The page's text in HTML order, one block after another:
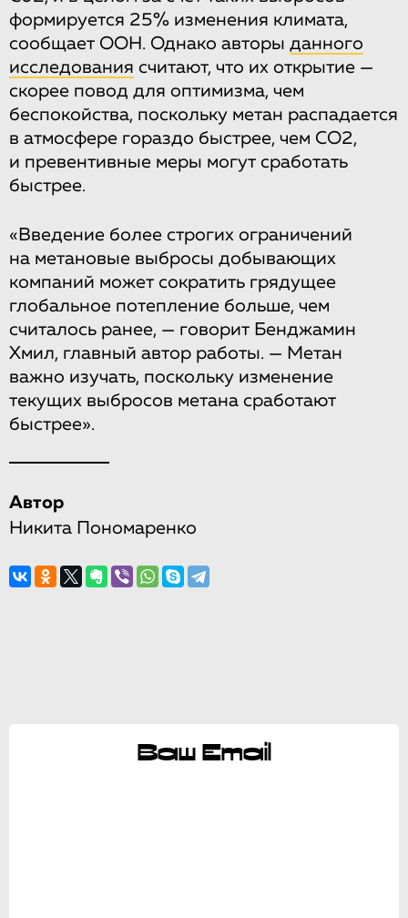
формируется 25% изменения климата,
сообщает ООН. Однако авторы данного
исследования считают, что их открытие —
скорее повод для оптимизма, чем
беспокойства, поскольку метан распадается
в атмосфере гораздо быстрее, чем CO2,
и превентивные меры могут сработать
быстрее.
«Введение более строгих ограничений
на метановые выбросы добывающих
компаний может сократить грядущее
глобальное потепление больше, чем
считалось ранее, — говорит Бенджамин
Хмил, главный автор работы. — Метан
важно изучать, поскольку изменение
текущих выбросов метана сработают
быстрее».
Автор
Никита Пономаренко
Ваш Email